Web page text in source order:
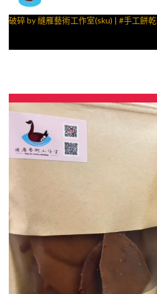
破碎 by 縫雁藝術工作室(sku) | #手工餅乾